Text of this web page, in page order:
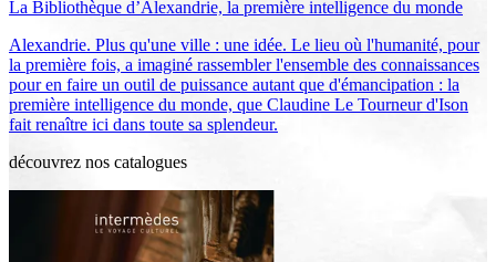
La Bibliothèque d’Alexandrie, la première intelligence du monde
Alexandrie. Plus qu'une ville : une idée. Le lieu où l'humanité, pour
la première fois, a imaginé rassembler l'ensemble des connaissances
pour en faire un outil de puissance autant que d'émancipation : la
première intelligence du monde, que Claudine Le Tourneur d'Ison
fait renaître ici dans toute sa splendeur.
découvrez nos catalogues